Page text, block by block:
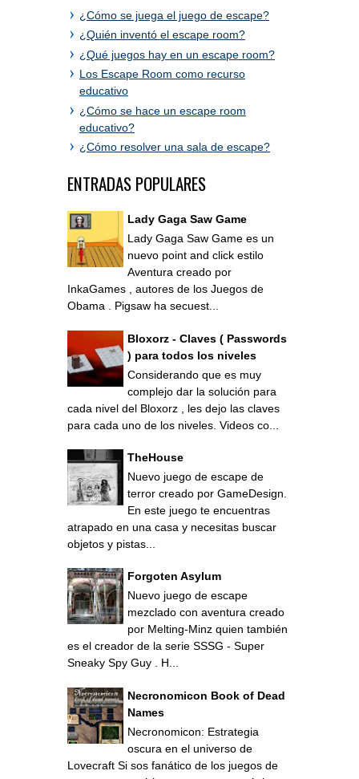
¿Cómo se juega el juego de escape?
¿Quién inventó el escape room?
¿Qué juegos hay en un escape room?
Los Escape Room como recurso
educativo
¿Cómo se hace un escape room
educativo?
¿Cómo resolver una sala de escape?
ENTRADAS POPULARES
Lady Gaga Saw Game
Lady Gaga Saw Game es un
nuevo point and click estilo
Aventura creado por
InkaGames , autores de los Juegos de
Obama . Pigsaw ha secuest...
Bloxorz - Claves ( Passwords
) para todos los niveles
Considerando que es muy
complejo dar la solución para
cada nivel del Bloxorz , les dejo las claves
para cada uno de los niveles. Videos co...
TheHouse
Nuevo juego de escape de
terror creado por GameDesign.
En este juego te encuentras
atrapado en una casa y necesitas buscar
objetos y pistas...
Forgoten Asylum
Nuevo juego de escape
mezclado con aventura creado
por Melting-Minz quien también
es el creador de la serie SSSG - Super
Sneaky Spy Guy . H...
Necronomicon Book of Dead
Names
Necronomicon: Estrategia
oscura en el universo de
Lovecraft Si sos fanático de los juegos de